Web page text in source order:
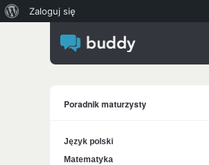
Poradnik maturzysty
Język polski
Matematyka
WordPressie
Zaloguj się